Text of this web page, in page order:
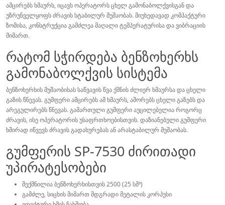
ამცირებს ხმაურს, იცავს ოპერატორს ცხელ გამონაბოლქვისგან და
უზრუნველყოფს ძრავის სტაბილურ მუშაობას. მიუხედავად კომპაქტური
ზომისა, კონსტრუქცია გამძლეა მაღალი ტემპერატურისა და ვიბრაციის
მიმართ.
რატომ სჭირდება ბენზოხერხს
გამონაბოლქვის სისტემა
ბენზოხერხის მუშაობისას საწვავის წვა ქმნის ძლიერ ხმაურსა და ცხელი
გაზის წნევას. გუმფერი ამცირებს ამ ხმაურს, აშორებს ცხელი გაზებს და
არეგულირებს წნევას. გამართული გუმფერი აუცილებელია როგორც
ძრავის, ისე ოპერატორის უსაფრთხოებისთვის. დაზიანებული გუმფერი
ხშირად იწვევს ძრავის გადახურებას ან არასტაბილურ მუშაობას.
გუმფერის SP-7530 ძირითადი
უპირატესობები
შექმნილია ბენზოხერხისთვის 2500 (25 სმ³)
გამძლე, სიცხის მიმართ მდგრადი მეტალის კორპუსი